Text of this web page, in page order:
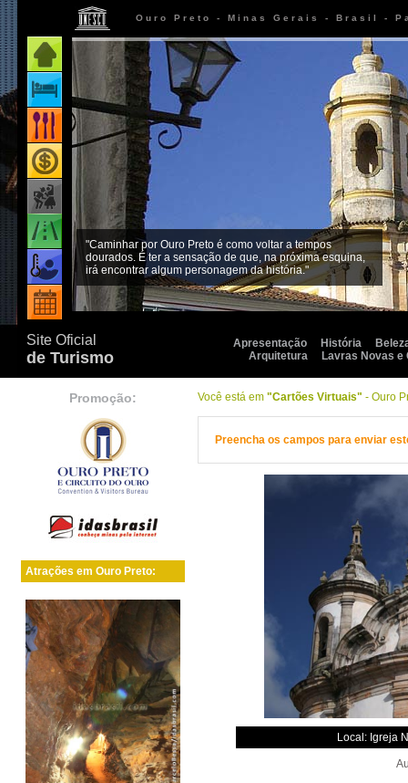
Ouro Preto - Minas Gerais - Brasil -
Página inicial
Onde ficar
Onde comer
Onde comprar
Como chegar
Quando ir
Eventos
"Caminhar por Ouro Preto é como voltar a tempos
dourados. É ter a sensação de que, na próxima esquina,
irá encontrar algum personagem da história."
Site Oficial
de Turismo
Apresentação História
Arquitetura
Lavras Novas e
Promoção:
Atrações em Ouro Preto:
Você está em "Cartões Virtuais" - Ouro
Preencha os campos para enviar
Local: Igreja